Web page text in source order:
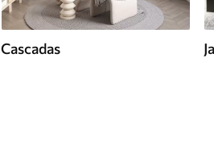
Cascadas